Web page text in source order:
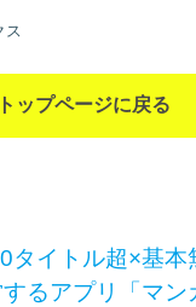
ス
トップページに戻る
タイトル超×基本
るアプリ「マン